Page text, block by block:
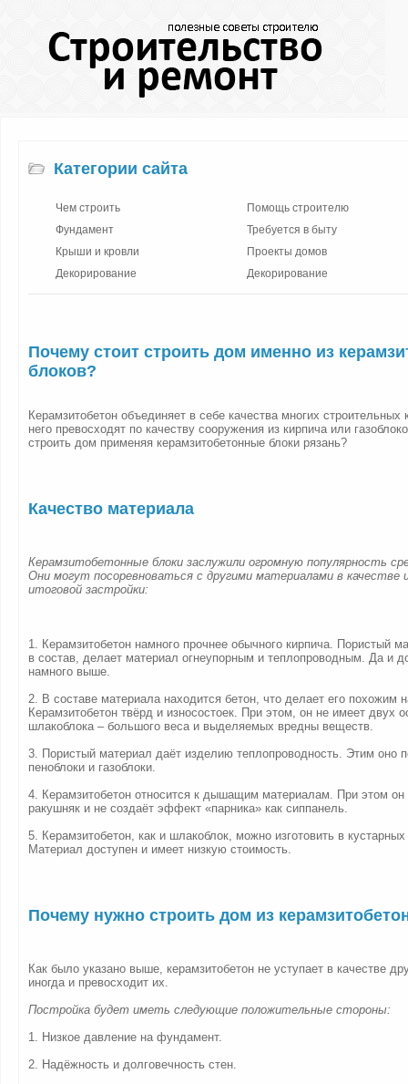
Категории сайта
Чем строить
Фундамент
Крыши и кровли
Декорирование
Помощь строителю
Требуется в быту
Проекты домов
Декорирование
Почему стоит строить дом именно из
блоков?
Керамзитобетон объединяет в себе качества многих строительных
него превосходят по качеству сооружения из кирпича или
строить дом применяя керамзитобетонные блоки рязань?
Качество материала
Керамзитобетонные блоки заслужили огромную популярность
Они могут посоревноваться с другими материалами в качестве
итоговой застройки:
1. Керамзитобетон намного прочнее обычного кирпича. Пористый
в состав, делает материал огнеупорным и теплопроводным. Да и
намного выше.
2. В составе материала находится бетон, что делает его похожим
Керамзитобетон твёрд и износостоек. При этом, он не имеет двух
шлакоблока – большого веса и выделяемых вредны веществ.
3. Пористый материал даёт изделию теплопроводность. Этим оно
пеноблоки и газоблоки.
4. Керамзитобетон относится к дышащим материалам. При этом он
ракушняк и не создаёт эффект «парника» как сиппанель.
5. Керамзитобетон, как и шлакоблок, можно изготовить в
Материал доступен и имеет низкую стоимость.
Почему нужно строить дом из
Как было указано выше, керамзитобетон не уступает в качестве
иногда и превосходит их.
Постройка будет иметь следующие положительные стороны:
1. Низкое давление на фундамент.
2. Надёжность и долговечность стен.